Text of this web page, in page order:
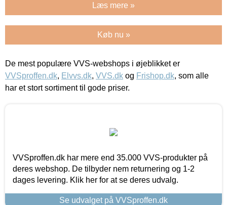
Læs mere »
Køb nu »
De mest populære VVS-webshops i øjeblikket er
VVSproffen.dk, Elvvs.dk, VVS.dk og Frishop.dk, som alle
har et stort sortiment til gode priser.
VVSproffen.dk har mere end 35.000 VVS-produkter på
deres webshop. De tilbyder nem returnering og 1-2
dages levering. Klik her for at se deres udvalg.
Se udvalget på VVSproffen.dk